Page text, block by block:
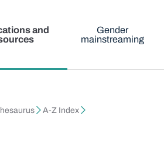
and
Gender
mainstreaming
A-Z Index